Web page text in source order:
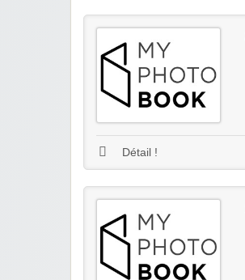
Détail !